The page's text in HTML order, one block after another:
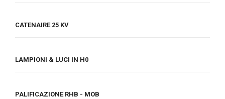
CATENAIRE 25 KV
LAMPIONI & LUCI IN H0
PALIFICAZIONE RHB - MOB